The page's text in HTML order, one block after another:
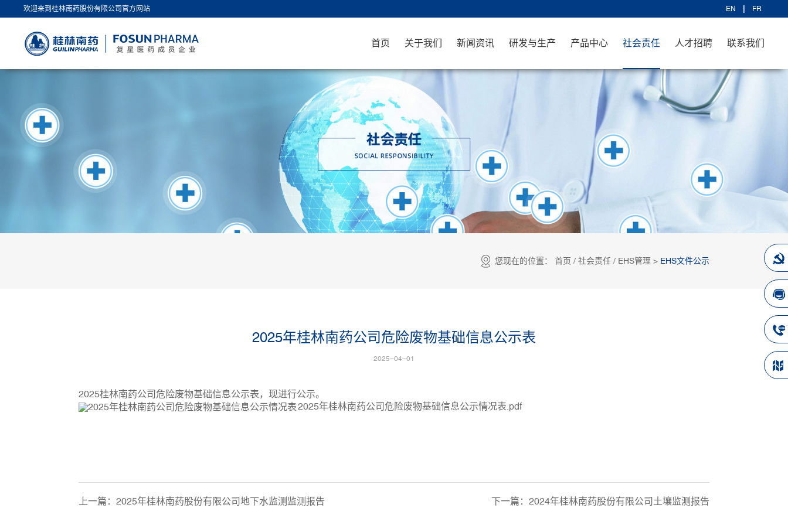
欢迎来到桂林南药股份有限公司官方网站 EN FR
首页 关于我们 新闻资讯 研发与生产 产品中心 社会责任 人才招聘 联系我们
您现在的位置： 首页 / 社会责任 / EHS管理 > EHS文件公示
2025年桂林南药公司危险废物基础信息公示表
2025-04-01
2025桂林南药公司危险废物基础信息公示表，现进行公示。
2025年桂林南药公司危险废物基础信息公示情况表.pdf
上一篇：2025年桂林南药股份有限公司地下水监测监测报告 下一篇： 2024年桂林南药股份有限公司土壤监测报告